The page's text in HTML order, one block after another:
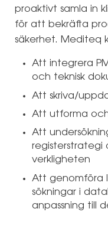
proaktivt samla in
för att bekräfta
säkerhet. Mediteq
Att integrera
och teknisk
Att skriva/
Att utforma
Att
registerstrategi
verkligheten
Att genomföra
sökningar i
anpassning till